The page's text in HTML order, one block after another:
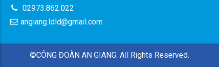
02973.862.022
angiang.ldld@gmail.com
©CÔNG ĐOÀN AN GIANG. All Rights Reserved.